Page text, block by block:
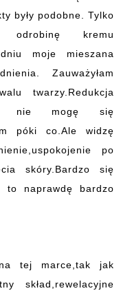
były podobne. Tylko
odrobinę kremu
moje mieszana
Zauważyłam
twarzy.Redukcja
nie mogę się
póki co.Ale widzę
po
skóry.Bardzo się
to naprawdę bardzo
tej marce,tak jak
skład,rewelacyjne